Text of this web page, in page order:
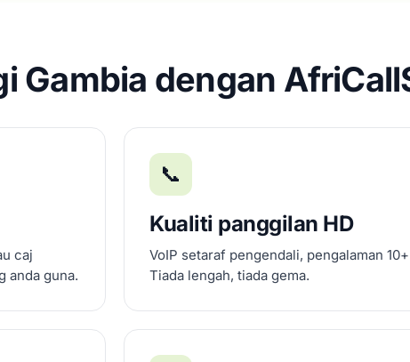
Gambia dengan
caj
anda guna.
📞
Kualiti panggilan HD
VoIP setaraf pengendali, pengalaman
Tiada lengah, tiada gema.